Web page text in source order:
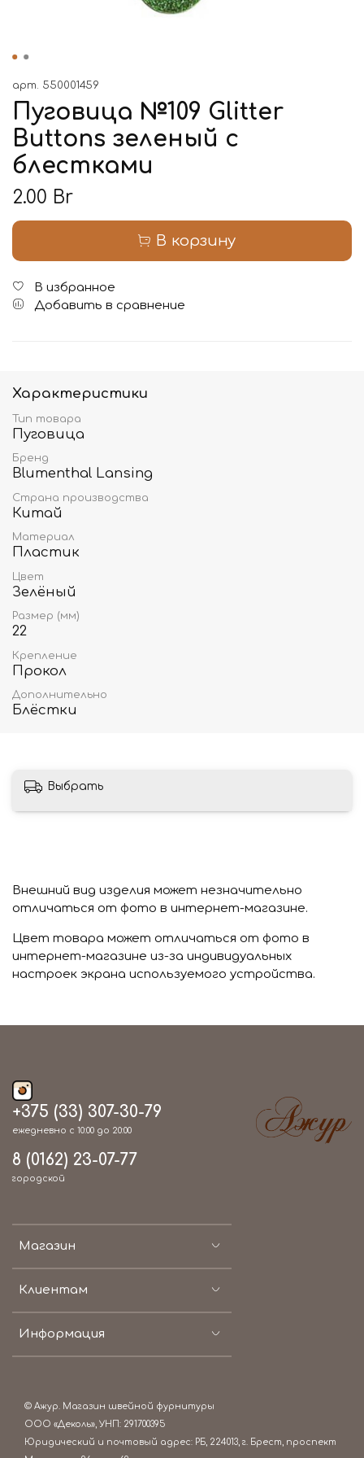
арт. 550001459
Пуговица №109 Glitter
Buttons зеленый с
блестками
2.00 Br
В корзину
В избранное
Добавить в сравнение
Характеристики
Тип товара
Пуговица
Бренд
Blumenthal Lansing
Страна производства
Китай
Материал
Пластик
Цвет
Зелёный
Размер (мм)
22
Крепление
Прокол
Дополнительно
Блёстки
Выбрать
Внешний вид изделия может незначительно
отличаться от фото в интернет-магазине.
Цвет товара может отличаться от фото в
интернет-магазине из-за индивидуальных
настроек экрана используемого устройства.
Магазин
Клиентам
Информация
+375 (33) 307-30-79
ежедневно с 10:00 до 20:00
8 (0162) 23-07-77
городской
© Ажур. Магазин швейной фурнитуры
ООО «Деколь», УНП: 291700395
Юридический и почтовый адрес: РБ, 224013, г. Брест, проспект